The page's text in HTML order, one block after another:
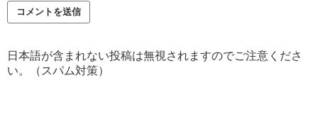
日本語が含まれない投稿は無視されますのでご注意くださ
い。（スパム対策）